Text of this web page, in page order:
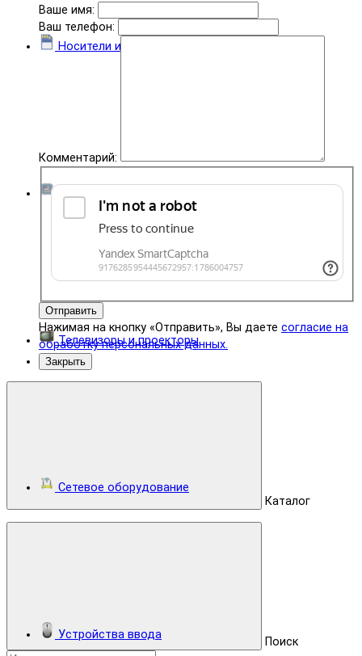
Ваше имя:
Ваш телефон:
Комментарий:
Отправить
Нажимая на кнопку «Отправить», Вы даете согласие на
обработку персональных данных.
Закрыть
Каталог
Поиск
Носители информации
Комплектующие
Телевизоры и проекторы
Сетевое оборудование
Устройства ввода